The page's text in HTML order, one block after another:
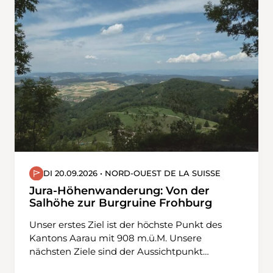
DI 20.09.2026 • NORD-OUEST DE LA SUISSE
Jura-Höhenwanderung: Von der
Salhöhe zur Burgruine Frohburg
Unser erstes Ziel ist der höchste Punkt des
Kantons Aarau mit 908 m.ü.M. Unsere
nächsten Ziele sind der Aussichtpunkt